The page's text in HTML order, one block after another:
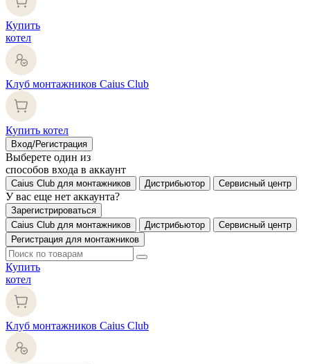
Купить
котел
Клуб монтажников Caius Club
Купить котел
Вход/Регистрация
Выберете один из
способов входа в аккаунт
Caius Club для монтажников Дистрибьютор Сервисный центр
У вас еще нет аккаунта?
Зарегистрироваться
Caius Club для монтажников
Дистрибьютор
Сервисный центр
Регистрация для монтажников
Купить
котел
Клуб монтажников Caius Club